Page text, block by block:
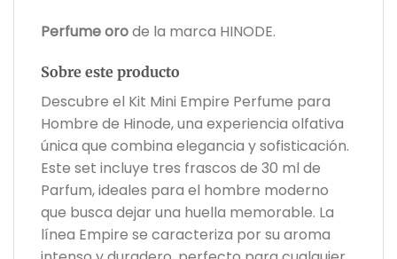
Perfume orode la marca HINODE.
Sobre este producto
Descubre el Kit Mini Empire Perfume para
Hombre de Hinode, una experiencia olfativa
única que combina elegancia y sofisticación.
Este set incluye tres frascos de 30 ml de
Parfum, ideales para el hombre moderno
que busca dejar una huella memorable. La
línea Empire se caracteriza por su aroma